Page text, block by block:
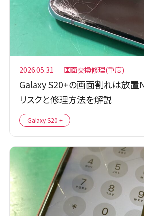
2026.05.31 画面交換修理(重度)
Galaxy S20+の画面割れは放置
リスクと修理方法を解説
Galaxy S20 +